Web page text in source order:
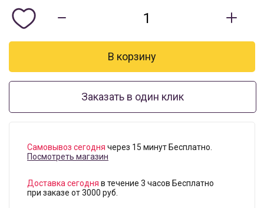
Заказать в один клик
Самовывоз сегодня через 15 минут Бесплатно.
Посмотреть магазин
Доставка сегодня в течение 3 часов Бесплатно
при заказе от 3000 руб.